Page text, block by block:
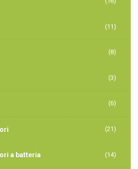
(11)
(8)
(3)
(6)
(21)
a batteria (14)